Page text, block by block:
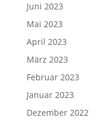
Juni 2023
Mai 2023
April 2023
März 2023
Februar 2023
Januar 2023
Dezember 2022